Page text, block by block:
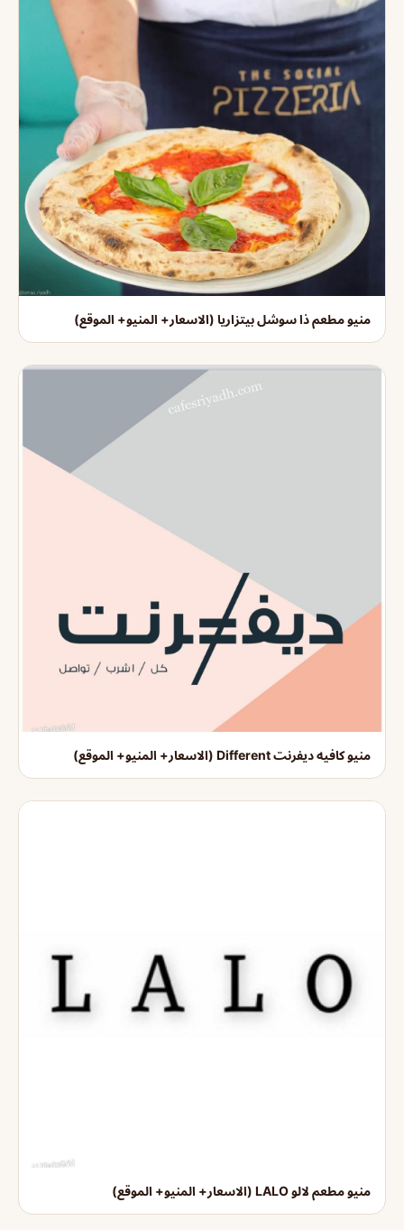
منيو مطعم ذا سوشل بيتزاريا (الاسعار+ المنيو+ الموقع)
منيو كافيه ديفرنت Different (الاسعار+ المنيو+ الموقع)
منيو مطعم لالو LALO (الاسعار+ المنيو+ الموقع)